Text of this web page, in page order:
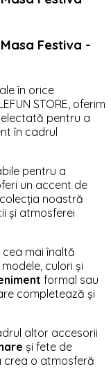
Festiva -
în orice
STORE, oferim
pentru a
în cadrul
pentru a
un accent de
noastră
și atmosferei
mai înaltă
culori și
formal sau
completează și
altor accesorii
și fete de
crea o atmosferă